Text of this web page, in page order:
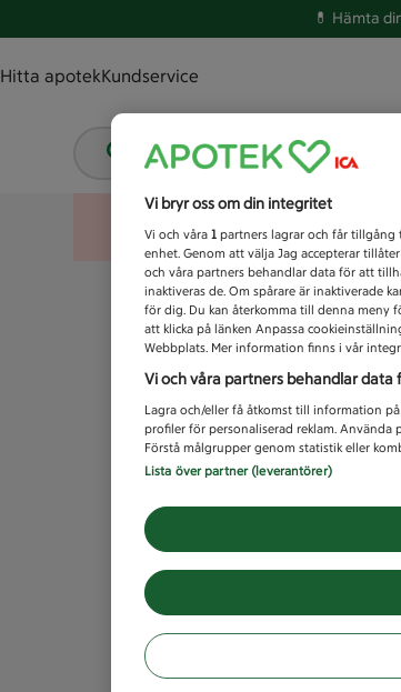
💊 Hämta
Hitta apotekKundservice
Vad letar du efter idag?
Vi bryr oss om din integritet
Vi och våra 1 partners lagrar och får tillgång
enhet. Genom att välja Jag accepterar
och våra partners behandlar data för att
inaktiveras de. Om spårare är inaktiverade
för dig. Du kan återkomma till denna meny
att klicka på länken Anpassa
Webbplats. Mer information finns i vår
Vi och våra partners behandlar data
Lagra och/eller få åtkomst till information
profiler för personaliserad reklam. Använda
Förstå målgrupper genom statistik eller
Lista över partner (leverantörer)